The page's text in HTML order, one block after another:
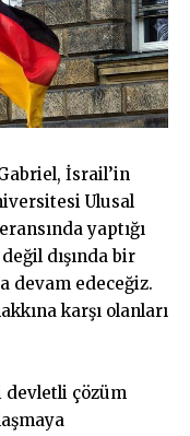
İsrail’in
Ulusal
yaptığı
dışında bir
devam edeceğiz.
karşı olanları
devletli çözüm